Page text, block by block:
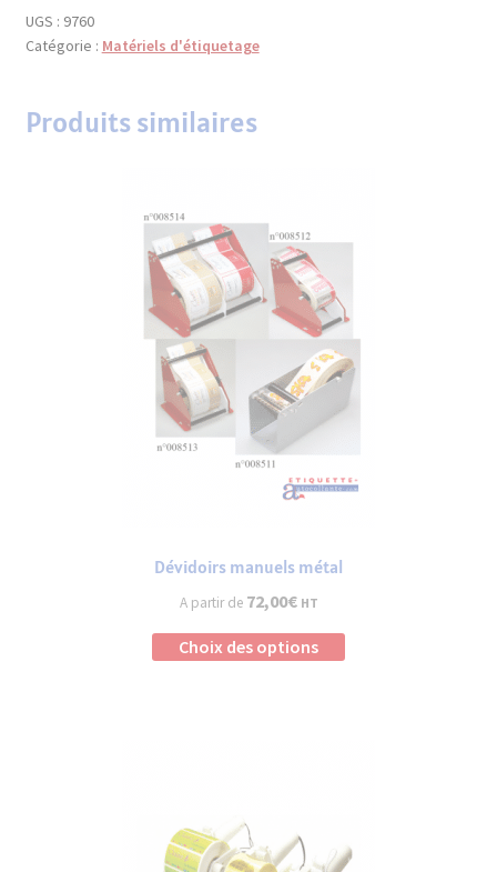
codes-
barres
UGS : 9760
Catégorie : Matériels d'étiquetage
Produits similaires
Dévidoirs manuels métal
A partir de 72,00€ HT
Choix des options
être